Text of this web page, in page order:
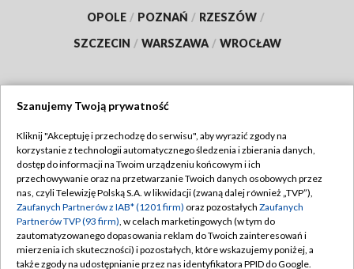
OPOLE / POZNAŃ / RZESZÓW /
SZCZECIN / WARSZAWA / WROCŁAW
TVP
Abonament TVP
Emisja w TVP
Centrum informacji TVP
Naziemna Telewizja Cyfrowa
Regulamin TVP
Polityka prywatności
Moje zgody
Pomoc
Szanujemy Twoją prywatność
Kliknij "Akceptuję i przechodzę do serwisu", aby wyrazić zgody na
korzystanie z technologii automatycznego śledzenia i zbierania danych,
dostęp do informacji na Twoim urządzeniu końcowym i ich
przechowywanie oraz na przetwarzanie Twoich danych osobowych przez
nas, czyli Telewizję Polską S.A. w likwidacji (zwaną dalej również „TVP”),
Zaufanych Partnerów z IAB* (1201 firm) oraz pozostałych Zaufanych
Partnerów TVP (93 firm), w celach marketingowych (w tym do
zautomatyzowanego dopasowania reklam do Twoich zainteresowań i
mierzenia ich skuteczności) i pozostałych, które wskazujemy poniżej, a
także zgody na udostępnianie przez nas identyfikatora PPID do Google.